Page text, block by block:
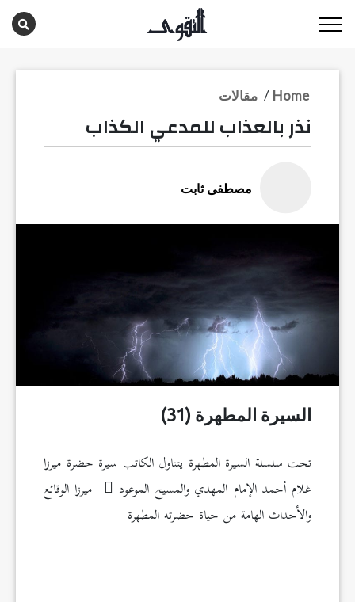
مقالات / Home
نذر بالعذاب للمدعي الكذاب
مصطفى ثابت
السيرة المطهرة (31)
تحت سلسلة السيرة المطهرة يتناول الكاتب سيرة حضرة ميرزا
غلام أحمد الإمام المهدي والمسيح الموعود
ميرزا الوقائع
والأحداث الهامة من حياة حضرته المطهرة